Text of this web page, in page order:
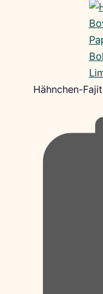
Hähnchen-